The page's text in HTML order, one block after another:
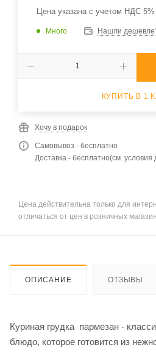
Цена указана с учетом НДС 5%
Много Нашли
КУПИТЬ В 1
Хочу в подарок
Самовывоз - бесплатно
Доставка - бесплатно(см. условия
Цена действительна только для
отличаться от цен в розничных
ОПИСАНИЕ ОТЗЫВЫ
Куриная грудка пармезан -
блюдо, которое готовится из